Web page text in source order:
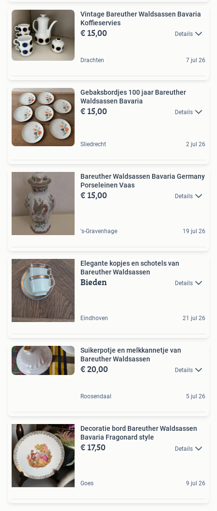
Vintage Bareuther Waldsassen Bavaria
Koffieservies
€ 15,00 Details
Drachten 7 jul 26
Gebaksbordjes 100 jaar Bareuther
Waldsassen Bavaria
€ 15,00 Details
Sliedrecht 2 jul 26
Bareuther Waldsassen Bavaria Germany
Porseleinen Vaas
€ 15,00 Details
's-Gravenhage 19 jul 26
Elegante kopjes en schotels van
Bareuther Waldsassen
Bieden Details
Eindhoven 21 jul 26
Suikerpotje en melkkannetje van
Bareuther Waldsassen
€ 20,00 Details
Roosendaal 5 jul 26
Decoratie bord Bareuther Waldsassen
Bavaria Fragonard style
€ 17,50 Details
Goes 9 jul 26